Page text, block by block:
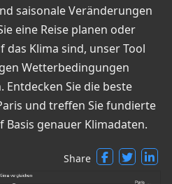
saisonale Veränderungen
eine Reise planen oder
Klima sind, unser Tool
Wetterbedingungen
Entdecken Sie die beste
und treffen Sie fundierte
Basis genauer Klimadaten.
Share